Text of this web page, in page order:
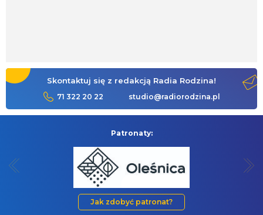
Skontaktuj się z redakcją Radia Rodzina!
71 322 20 22 studio@radiorodzina.pl
Patronaty:
Jak zdobyć patronat?